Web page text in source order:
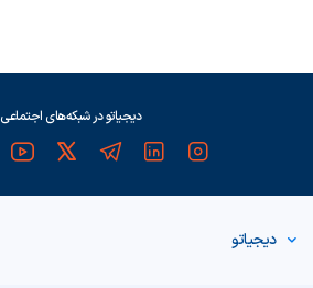
دیجیاتو در شبکه‌های اجتماعی
دیجیاتو